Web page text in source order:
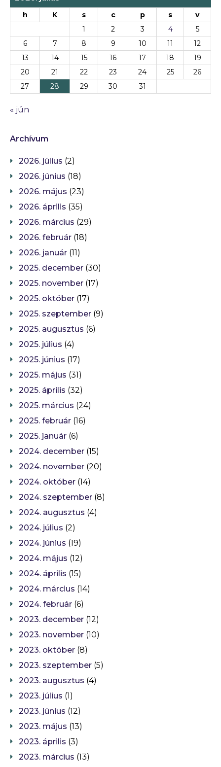
h K s c p s
v
1
2 3 4
5
6
7 8 9 10 11
12
13
14 15 16 17 18
19
20
21 22 23 24 25
26
27
28 29 30 31
« jún
Archívum
2026. július (2)
2026. június (18)
2026. május (23)
2026. április (35)
2026. március (29)
2026. február (18)
2026. január (11)
2025. december (30)
2025. november (17)
2025. október (17)
2025. szeptember (9)
2025. augusztus (6)
2025. július (4)
2025. június (17)
2025. május (31)
2025. április (32)
2025. március (24)
2025. február (16)
2025. január (6)
2024. december (15)
2024. november (20)
2024. október (14)
2024. szeptember (8)
2024. augusztus (4)
2024. július (2)
2024. június (19)
2024. május (12)
2024. április (15)
2024. március (14)
2024. február (6)
2023. december (12)
2023. november (10)
2023. október (8)
2023. szeptember (5)
2023. augusztus (4)
2023. július (1)
2023. június (12)
2023. május (13)
2023. április (3)
2023. március (13)